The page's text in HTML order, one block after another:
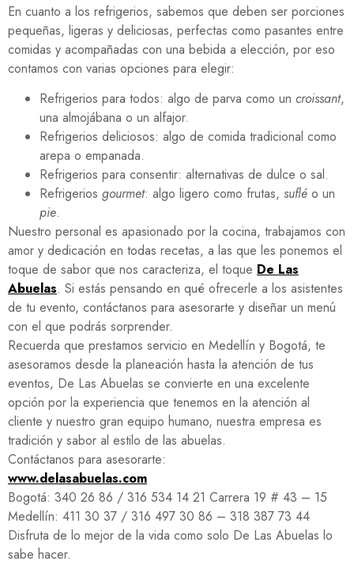
En cuanto a los refrigerios, sabemos que deben ser porciones
pequeñas, ligeras y deliciosas, perfectas como pasantes entre
comidas y acompañadas con una bebida a elección, por eso
contamos con varias opciones para elegir:
Refrigerios para todos: algo de parva como un croissant,
una almojábana o un alfajor.
Refrigerios deliciosos: algo de comida tradicional como
arepa o empanada.
Refrigerios para consentir: alternativas de dulce o sal.
Refrigerios gourmet: algo ligero como frutas, suflé o un
pie.
Nuestro personal es apasionado por la cocina, trabajamos con
amor y dedicación en todas recetas, a las que les ponemos el
toque de sabor que nos caracteriza, el toque De Las
Abuelas. Si estás pensando en qué ofrecerle a los asistentes
de tu evento, contáctanos para asesorarte y diseñar un menú
con el que podrás sorprender.
Recuerda que prestamos servicio en Medellín y Bogotá, te
asesoramos desde la planeación hasta la atención de tus
eventos, De Las Abuelas se convierte en una excelente
opción por la experiencia que tenemos en la atención al
cliente y nuestro gran equipo humano, nuestra empresa es
tradición y sabor al estilo de las abuelas.
Contáctanos para asesorarte:
www.delasabuelas.com
Bogotá: 340 26 86 / 316 534 14 21 Carrera 19 # 43 – 15
Medellín: 411 30 37 / 316 497 30 86 – 318 387 73 44
Disfruta de lo mejor de la vida como solo De Las Abuelas lo
sabe hacer.